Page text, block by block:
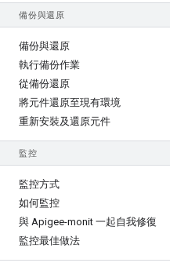
備份與還原
備份與還原
執行備份作業
從備份還原
將元件還原至現有環境
重新安裝及還原元件
監控
監控方式
如何監控
與 Apigee-monit 一起自我修復
監控最佳做法